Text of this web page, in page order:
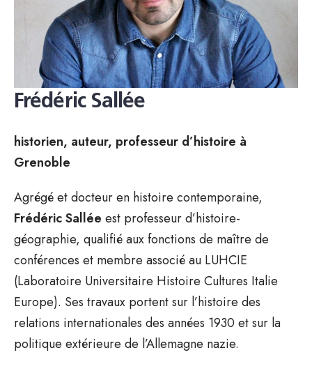
Frédéric Sallée
historien, auteur, professeur d’histoire à
Grenoble
Agrégé et docteur en histoire contemporaine,
Frédéric Sallée est professeur d’histoire-
géographie, qualifié aux fonctions de maître de
conférences et membre associé au LUHCIE
(Laboratoire Universitaire Histoire Cultures Italie
Europe). Ses travaux portent sur l’histoire des
relations internationales des années 1930 et sur la
politique extérieure de l’Allemagne nazie.